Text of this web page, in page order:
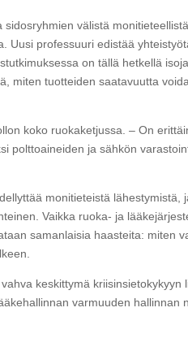
välistä
professuuri edistää
on tällä hetkellä
miten tuotteiden saatavuutta
koko ruokaketjussa. – On
polttoaineiden ja sähkön
monitieteistä lähestymistä,
Vaikka ruoka- ja
samanlaisia haasteita: miten
keskittymä kriisinsietokykyyn
varmuuden hallinnan